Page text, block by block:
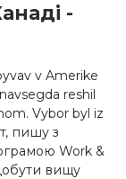
-
v Amerike
reshil
Vybor byl iz
пишу з
Work &
вищу